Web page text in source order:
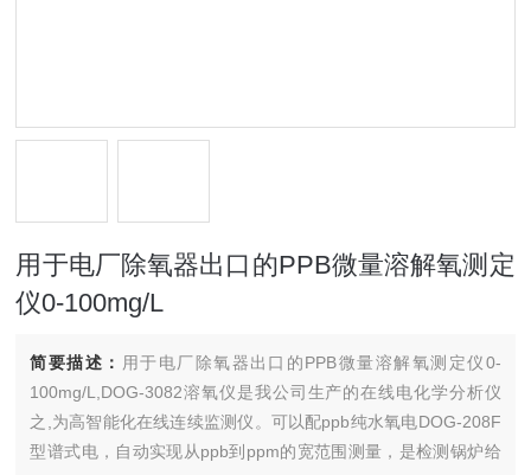
用于电厂除氧器出口的PPB微量溶解氧测定
仪0-100mg/L
简要描述： 用于电厂除氧器出口的PPB微量溶解氧测定仪0-
100mg/L,DOG-3082溶氧仪是我公司生产的在线电化学分析仪
之,为高智能化在线连续监测仪。可以配ppb纯水氧电DOG-208F
型谱式电，自动实现从ppb到ppm的宽范围测量，是检测锅炉给